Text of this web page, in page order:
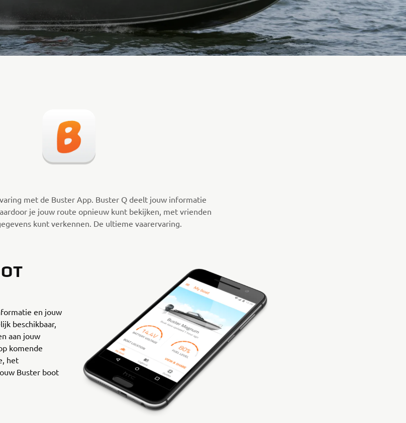
met de Buster App. Buster Q deelt jouw informatie
je jouw route opnieuw kunt bekijken, met vrienden
kunt verkennen. De ultieme vaarervaring.
en jouw
beschikbaar,
aan jouw
komende
het
Buster boot